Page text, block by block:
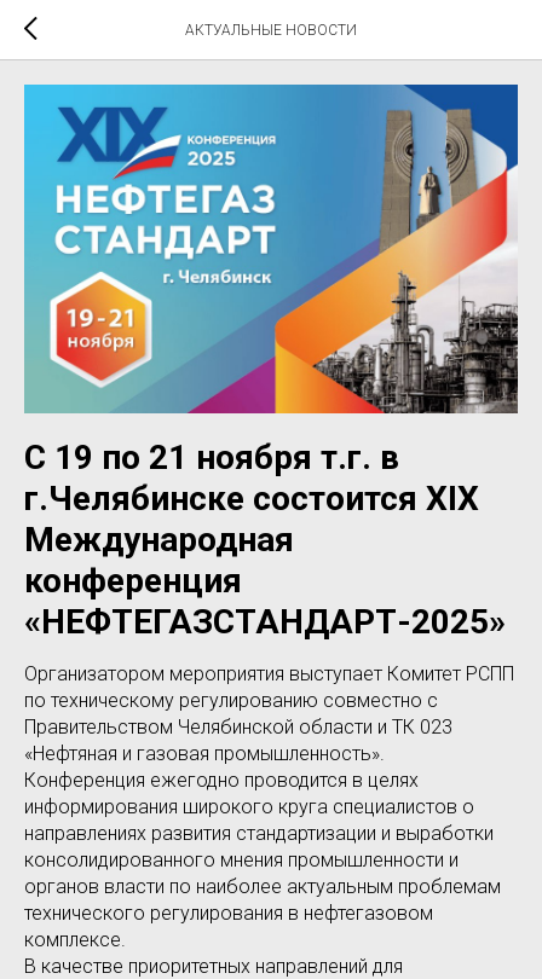
АКТУАЛЬНЫЕ НОВОСТИ
С 19 по 21 ноября т.г. в
г.Челябинске состоится XIX
Международная
конференция
«НЕФТЕГАЗСТАНДАРТ-2025»
Организатором мероприятия выступает Комитет РСПП
по техническому регулированию совместно с
Правительством Челябинской области и ТК 023
«Нефтяная и газовая промышленность».
Конференция ежегодно проводится в целях
информирования широкого круга специалистов о
направлениях развития стандартизации и выработки
консолидированного мнения промышленности и
органов власти по наиболее актуальным проблемам
технического регулирования в нефтегазовом
комплексе.
В качестве приоритетных направлений для